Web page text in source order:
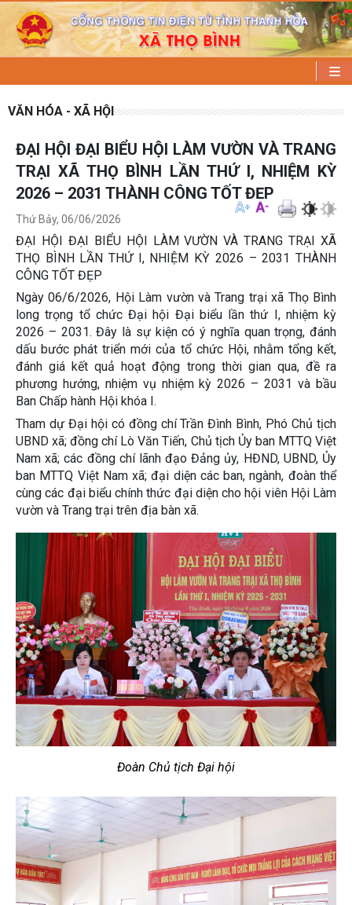
VĂN HÓA - XÃ HỘI
ĐẠI HỘI ĐẠI BIỂU HỘI LÀM VƯỜN VÀ TRANG
TRẠI XÃ THỌ BÌNH LẦN THỨ I, NHIỆM KỲ
2026 – 2031 THÀNH CÔNG TỐT ĐẸP
Thứ Bảy, 06/06/2026
ĐẠI HỘI ĐẠI BIỂU HỘI LÀM VƯỜN VÀ TRANG TRẠI XÃ
THỌ BÌNH LẦN THỨ I, NHIỆM KỲ 2026 – 2031 THÀNH
CÔNG TỐT ĐẸP
Ngày 06/6/2026, Hội Làm vườn và Trang trại xã Thọ Bình
long trọng tổ chức Đại hội Đại biểu lần thứ I, nhiệm kỳ
2026 – 2031. Đây là sự kiện có ý nghĩa quan trọng, đánh
dấu bước phát triển mới của tổ chức Hội, nhằm tổng kết,
đánh giá kết quả hoạt động trong thời gian qua, đề ra
phương hướng, nhiệm vụ nhiệm kỳ 2026 – 2031 và bầu
Ban Chấp hành Hội khóa I.
Tham dự Đại hội có đồng chí Trần Đình Bình, Phó Chủ tịch
UBND xã; đồng chí Lò Văn Tiến, Chủ tịch Ủy ban MTTQ Việt
Nam xã; các đồng chí lãnh đạo Đảng ủy, HĐND, UBND, Ủy
ban MTTQ Việt Nam xã; đại diện các ban, ngành, đoàn thể
cùng các đại biểu chính thức đại diện cho hội viên Hội Làm
vườn và Trang trại trên địa bàn xã.
Đoàn Chủ tịch Đại hội